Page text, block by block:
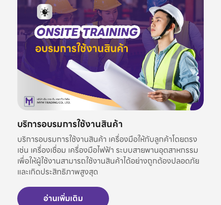
บริการอบรมการใช้งานสินค้า
บริการอบรมการใช้งานสินค้า เครื่องมือให้กับลูกค้าโดยตรง
เช่น เครื่องเชื่อม เครื่องมือไฟฟ้า ระบบสายพานอุตสาหกรรม
เพื่อให้ผู้ใช้งานสามารถใช้งานสินค้าได้อย่างถูกต้องปลอดภัย
และเกิดประสิทธิภาพสูงสุด
อ่านเพิ่มเติม